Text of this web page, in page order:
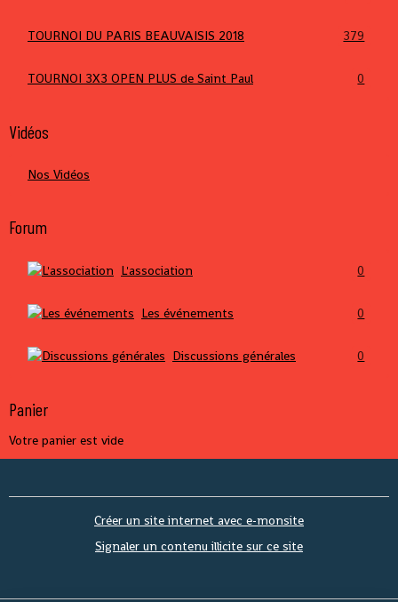
TOURNOI DU PARIS BEAUVAISIS 2018 379
TOURNOI 3X3 OPEN PLUS de Saint Paul 0
Vidéos
Nos Vidéos
Forum
L'association 0
Les événements 0
Discussions générales 0
Panier
Votre panier est vide
Créer un site internet avec e-monsite
Signaler un contenu illicite sur ce site